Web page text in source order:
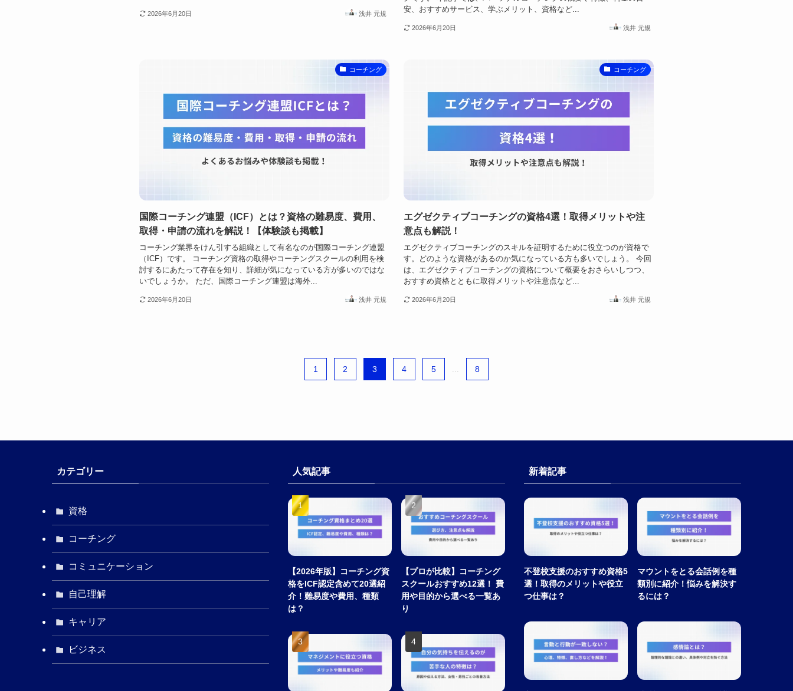
2026年6月20日 浅井 元規
安、おすすめサービス、学ぶメリット、資格など...
2026年6月20日 浅井 元規
コーチング
国際コーチング連盟（ICF）とは？資格の難易度、費用、
取得・申請の流れを解説！【体験談も掲載】
コーチング業界をけん引する組織として有名なのが国際コーチング連盟
（ICF）です。 コーチング資格の取得やコーチングスクールの利用を検
討するにあたって存在を知り、詳細が気になっている方が多いのではな
いでしょうか。 ただ、国際コーチング連盟は海外...
2026年6月20日 浅井 元規
コーチング
エグゼクティブコーチングの資格4選！取得メリットや注
意点も解説！
エグゼクティブコーチングのスキルを証明するために役立つのが資格で
す。どのような資格があるのか気になっている方も多いでしょう。 今回
は、エグゼクティブコーチングの資格について概要をおさらいしつつ、
おすすめ資格とともに取得メリットや注意点など...
2026年6月20日 浅井 元規
1 2 3 4 5 ... 8
カテゴリー
資格
コーチング
コミュニケーション
自己理解
キャリア
ビジネス
人気記事
【2026年版】コーチング資
格をICF認定含めて20選紹
介！難易度や費用、種類
は？
【プロが比較】コーチング
スクールおすすめ12選！ 費
用や目的から選べる一覧あ
り
新着記事
不登校支援のおすすめ資格5
選！取得のメリットや役立
つ仕事は？
マウントをとる会話例を種
類別に紹介！悩みを解決す
るには？